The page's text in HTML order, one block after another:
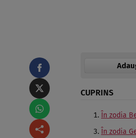
CUPRINS
În zodia
În zodia